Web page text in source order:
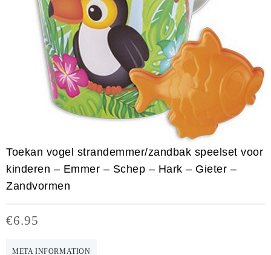
Toekan vogel strandemmer/zandbak speelset voor
kinderen – Emmer – Schep – Hark – Gieter –
Zandvormen
€6.95
META INFORMATION